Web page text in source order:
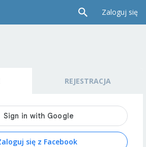
Zaloguj się
REJESTRACJA
się z Facebook